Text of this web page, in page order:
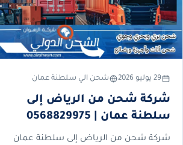
29 يوليو 2026 شحن الي سلطنة عمان
شركة شحن من الرياض إلى
سلطنة عمان | 0568829975
شركة شحن من الرياض إلى سلطنة عمان